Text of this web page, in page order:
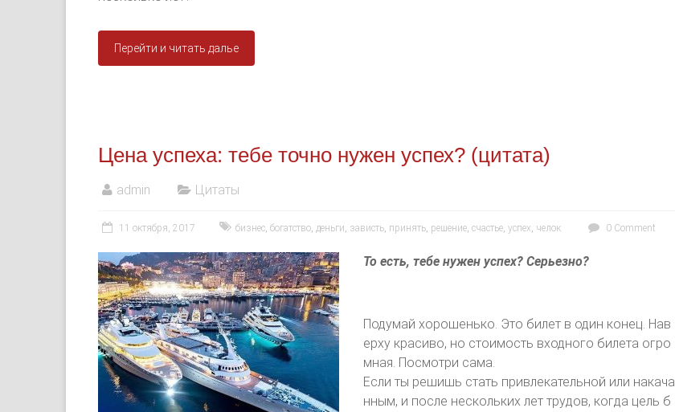
Перейти и читать далье
Цена успеха: тебе точно нужен успех? (цитата)
admin Цитаты
11 октября, 2017 бизнес, богатство, деньги, зависть, принять, решение, счастье, успех, челок 0 Comment
То есть, тебе нужен успех? Серьезно?
Подумай хорошенько. Это билет в один конец. Нав
ерху красиво, но стоимость входного билета огро
мная. Посмотри сама.
Если ты решишь стать привлекательной или накача
нным, и после нескольких лет трудов, когда цель б